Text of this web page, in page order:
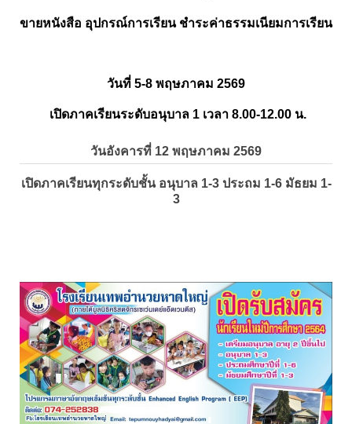
ขายหนังสือ อุปกรณ์การเรียน ชำระค่าธรรมเนียมการเรียน
วันที่ 5-8 พฤษภาคม 2569
เปิดภาคเรียนระดับอนุบาล 1 เวลา 8.00-12.00 น.
วันอังคารที่ 12 พฤษภาคม 2569
เปิดภาคเรียนทุกระดับชั้น อนุบาล 1-3 ประถม 1-6 มัธยม 1-
3